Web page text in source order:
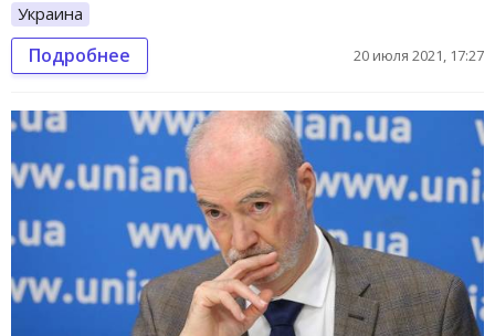
Украина
Подробнее 20 июля 2021, 17:27